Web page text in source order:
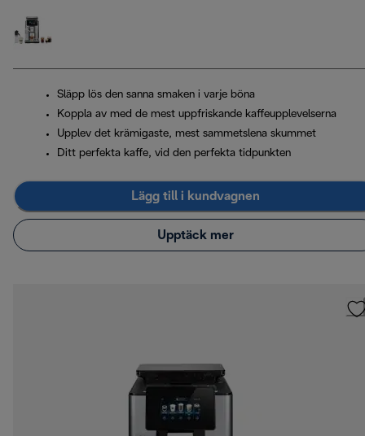
Släpp lös den sanna smaken i varje böna
Koppla av med de mest uppfriskande kaffeupplevelserna
Upplev det krämigaste, mest sammetslena skummet
Ditt perfekta kaffe, vid den perfekta tidpunkten
Lägg till i kundvagnen
Upptäck mer